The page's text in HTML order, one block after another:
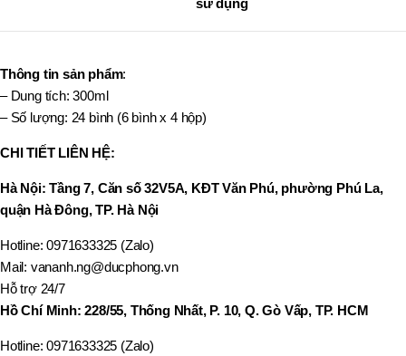
sử dụng
Thông tin sản phẩm:
– Dung tích: 300ml
– Số lượng: 24 bình (6 bình x 4 hộp)
CHI TIẾT LIÊN HỆ:
Hà Nội: Tầng 7, Căn số 32V5A, KĐT Văn Phú, phường Phú La,
quận Hà Đông, TP. Hà Nội
Hotline: 0971633325 (Zalo)
Mail: vananh.ng@ducphong.vn
Hỗ trợ 24/7
Hồ Chí Minh: 228/55, Thống Nhất, P. 10, Q. Gò Vấp, TP. HCM
Hotline: 0971633325 (Zalo)